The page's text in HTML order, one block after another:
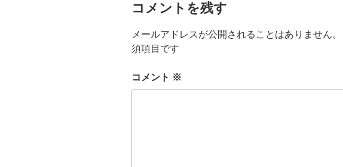
コメントを残す
メールアドレスが公開されることはありません。
須項目です
コメント ※